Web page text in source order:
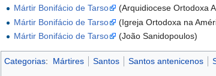
Mártir Bonifácio de Tarso
(Arquidiocese Ortodoxa
Mártir Bonifácio de Tarso
(Igreja Ortodoxa na
Mártir Bonifácio de Tarso
(João Sanidopoulos)
Categorias: Mártires Santos Santos antenicenos